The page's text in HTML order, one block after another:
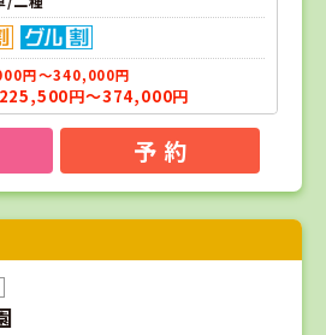
円～340,000円
円～374,000円
予 約